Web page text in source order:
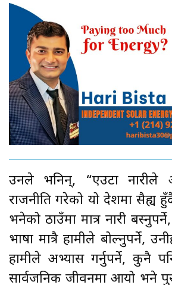
उनले भनिन्, “एउटा नारीले
राजनीति गरेको यो देशमा सैह्य
भनेको ठाउँमा मात्र नारी
भाषा मात्रै हामीले बोल्नुपर्ने,
हामीले अभ्यास गर्नुपर्ने, कुनै
सार्वजनिक जीवनमा आयो भने